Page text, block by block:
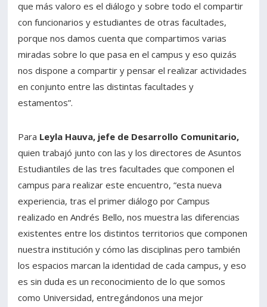
que más valoro es el diálogo y sobre todo el compartir
con funcionarios y estudiantes de otras facultades,
porque nos damos cuenta que compartimos varias
miradas sobre lo que pasa en el campus y eso quizás
nos dispone a compartir y pensar el realizar actividades
en conjunto entre las distintas facultades y
estamentos”.
Para Leyla Hauva, jefe de Desarrollo Comunitario,
quien trabajó junto con las y los directores de Asuntos
Estudiantiles de las tres facultades que componen el
campus para realizar este encuentro, “esta nueva
experiencia, tras el primer diálogo por Campus
realizado en Andrés Bello, nos muestra las diferencias
existentes entre los distintos territorios que componen
nuestra institución y cómo las disciplinas pero también
los espacios marcan la identidad de cada campus, y eso
es sin duda es un reconocimiento de lo que somos
como Universidad, entregándonos una mejor